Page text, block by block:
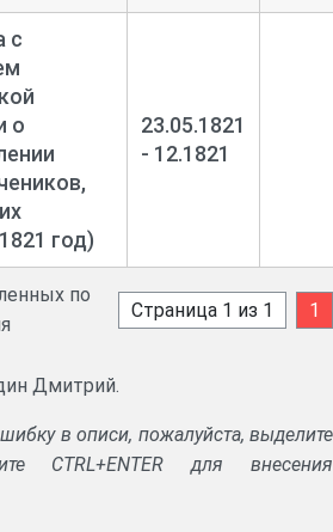
с
о
год)
23.05.1821
- 12.1821
по
Страница 1 из 1 1
Дмитрий.
в описи, пожалуйста, выделите
CTRL+ENTER для внесения